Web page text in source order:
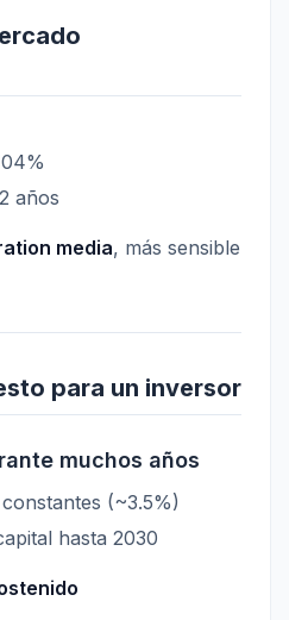
años
media, más sensible
para un inversor
muchos años
(~3.5%)
hasta 2030